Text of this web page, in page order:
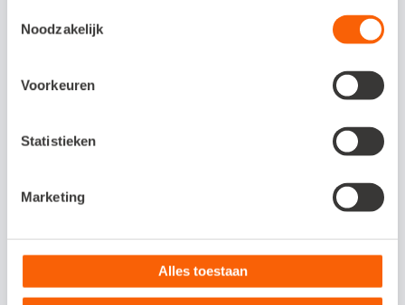
Noodzakelijk
Voorkeuren
Statistieken
Marketing
Alles toestaan
installeren een fluitje van een cent.
op het scherm. Combidesk kan de
Hiervoor rekenen ze éénmalige
besluit de koppeling toch niet te
Meer informatie